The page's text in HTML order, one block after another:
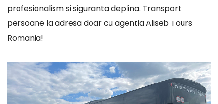
profesionalism si siguranta deplina. Transport
persoane la adresa doar cu agentia Aliseb Tours
Romania!
Player
video